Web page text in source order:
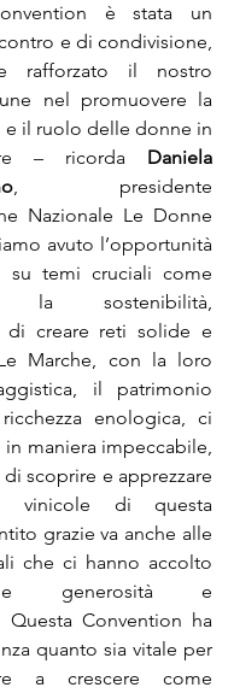
è stata un
e di condivisione,
rafforzato il nostro
nel promuovere la
e il ruolo delle donne in
– ricorda Daniela
, presidente
Nazionale Le Donne
avuto l’opportunità
su temi cruciali come
la sostenibilità,
di creare reti solide e
Marche, con la loro
il patrimonio
enologica, ci
maniera impeccabile,
scoprire e apprezzare
vinicole di questa
grazie va anche alle
che ci hanno accolto
generosità e
Questa Convention ha
quanto sia vitale per
a crescere come